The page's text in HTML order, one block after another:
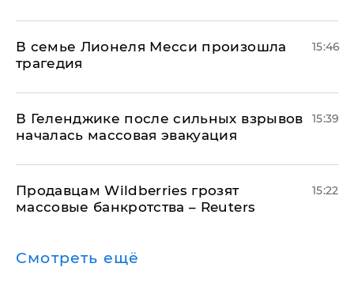
В семье Лионеля Месси произошла
трагедия
15:46
В Геленджике после сильных взрывов
началась массовая эвакуация
15:39
Продавцам Wildberries грозят
массовые банкротства – Reuters
15:22
Смотреть ещё